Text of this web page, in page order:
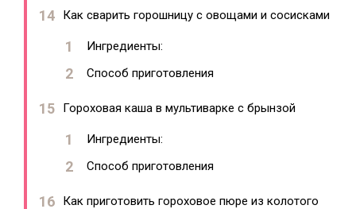
Как сварить горошницу с овощами и сосисками
Ингредиенты:
Способ приготовления
Гороховая каша в мультиварке с брынзой
Ингредиенты:
Способ приготовления
Как приготовить гороховое пюре из колотого